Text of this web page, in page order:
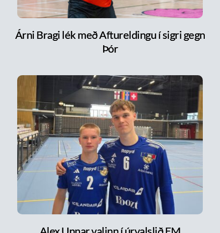
Árni Bragi lék með Aftureldingu í sigri gegn
Þór